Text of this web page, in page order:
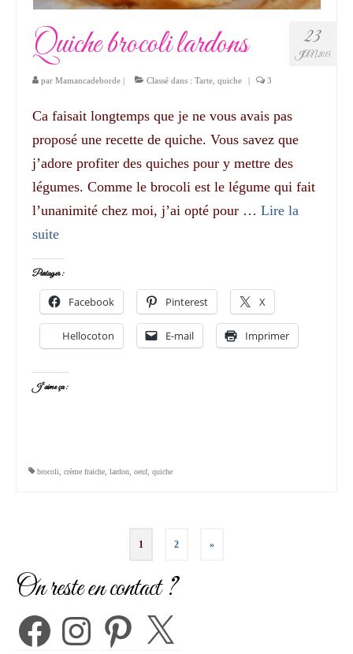
23
JAN 2015
Quiche brocoli lardons
par Mamancadeborde | Classé dans : Tarte, quiche | 3
Ca faisait longtemps que je ne vous avais pas
proposé une recette de quiche. Vous savez que
j’adore profiter des quiches pour y mettre des
légumes. Comme le brocoli est le légume qui fait
l’unanimité chez moi, j’ai opté pour … Lire la
suite­­
Partager :
Facebook Pinterest X
Hellocoton E-mail Imprimer
J’aime ça :
brocoli crème fraiche lardon oeuf, quiche
Pagination
des
publications
1 2 »
On reste en contact ?
FacebookInstagramPinterest X